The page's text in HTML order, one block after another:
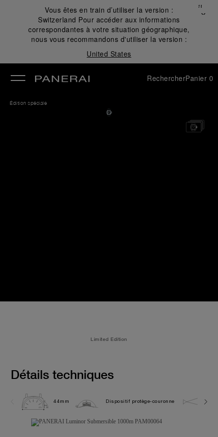
Vous êtes en train d’utiliser la version :
Switzerland Pour accéder aux informations
correspondantes à votre situation géographique,
nous vous recommandons d'utiliser la version :
United States
Fermer
✕
RechercherPanier 0
Édition spéciale
Limited Edition
Détails techniques
44mm Dispositif protège-couronne